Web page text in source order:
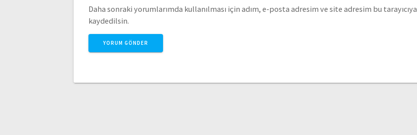
Daha sonraki yorumlarımda kullanılması için adım, e-posta adresim ve site adresim bu tarayıcıya
kaydedilsin.